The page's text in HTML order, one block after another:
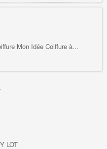
Mon Idée Coiffure à...